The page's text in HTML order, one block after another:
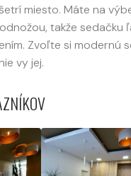
miesto. Máte na
takže sedačku
Zvoľte si modernú
vy jej.